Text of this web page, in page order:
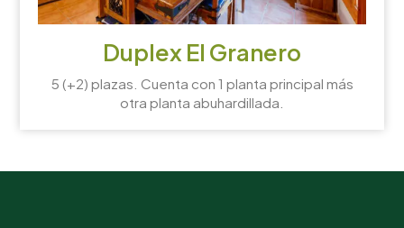
Duplex El Granero
5 (+2) plazas. Cuenta con 1 planta principal más
otra planta abuhardillada.